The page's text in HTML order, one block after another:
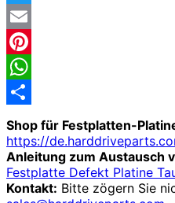
Twitter
Email
Pinterest
WhatsApp
Share
Shop für Festplatten-
https://
Anleitung zum Austausch
Festplatte Defekt Platine
Kontakt: Bitte zögern Sie